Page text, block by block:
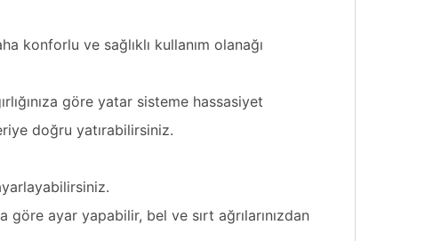
konforlu ve sağlıklı kullanım olanağı
göre yatar sisteme hassasiyet
doğru yatırabilirsiniz.
ayar yapabilir, bel ve sırt ağrılarınızdan